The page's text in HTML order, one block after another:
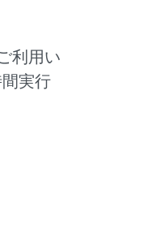
利用い
実行